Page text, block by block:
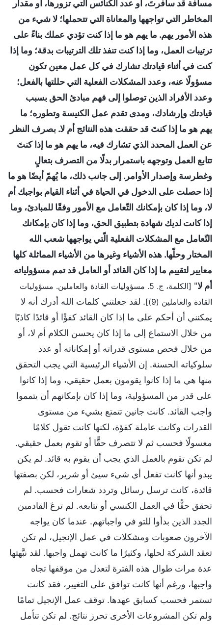
مسافة قد سافرتَ، أو عدد الكنائس التي تزورها، أو مقدار
المخاطر التي تواجهها والمعاناة التي تتحملها؛ لا شيء من
هذه الأمور يهم. ما يهم هو ما إذا كنت تؤدي عملك بناءً على
ترتيبات العمل، وما إذا كنت تنفذ تلك الترتيبات بدقة؛ وما إذا
كنت في أثناء قيادتك تشارك في كل عمل معين تكون
مسؤولًا عنه، وعدد المشكلات الفعلية التي حللتها بالفعل؛
وعدد الأفراد الذين توصلوا إلى فهم مبادئ الحق بسبب
قيادتك وإرشادك، ومدى تقدم عمل الكنيسة وتطوره؛ ما
يهم هو ما إذا كنتَ قد حققت هذه النتائج أم لا. بصرف النظر
عن العمل المحدد الذي تشارك فيه، ما يهم هو ما إذا كنتَ
تتابع العمل وتوجهه باستمرار بدلًا من التصرف بتعالٍ
وغطرسة وإصدار الأوامر. إلى جانب ذلك، ما يُهمّ أيضًا هو ما
إذا حصلت على الدخول في الحياة في أثناء القيام بواجبك أم
لا، وما إذا كان بإمكانك التّعامل مع الأمور وفقًا للمبادئ، وما
إذا كانت لديك شهادة بتطبيق الحق، وما إذا كان بإمكانك
التّعامل مع المشكلات الفعلية الّتي يواجهها شعب الله
المختار وحلّها. هذه الأشياء وغيرها من الأشياء المماثلة كلها
معايير لتقييم ما إذا كان القائد أو العامل قد تمم مسؤولياته
أم لا"
[الكلمة، ج. 5. مسؤوليات القادة والعاملين. مسؤوليات
القادة والعاملين (9)]
. لقد جعلتني كلمات الله أدرك أنه لا
يمكنني أن أحكم على ما إذا كان القائد كفؤًا أو قائدًا كاذبًا
من خلال الاستماع إلى ما إذا كان يحسن الكلام أم لا، أو
من خلال فحص مستوى قدراته أو إمكاناته أو عدد
سلوكياته الحسنة. إن الأشياء الرئيسية التي يجب التحقق
منها هي ما إذا كانوا يقومون بعمل حقيقي، وما إذا كانوا
على قدر من المسؤولية، وما إذا كان بإمكانهم أن يتمموا
واجب القائد. كانت جانين تتمتع بشيء من مستوى
القدرات وكانت عاملة كفؤة، لكنها كانت تقول كلامًا
معسولًا فحسب ثم لا تتصرف حقًّا أو تقوم بعمل حقيقي.
لم تكن تقوم بالعمل الذي يجب أن يقوم به قائد. لم يكن
يبدو أنها كانت تفعل أي شيء سيئ أو شرير، لكن بصفتها
قائدة، كانت ترسل رسائل وتردد شعارات فحسب. لم
تحقق حقًّا في العمل الكنسي أو تتابعه. لم ترعَ القادمين
الجدد الذين بدأوا للتو في واجباتهم. عندما كان يواجه
الآخرون صعوبات ومشكلات في عمل الإنجيل، لم تكن
تعقد الشركة لحلها، وكثيرًا ما كانت تهمل واجبها. لقد نبَّهتها
عدة مرات طوال هذه الفترة لتعدل من موقفها تجاه
واجبها، ورغم أنها كانت توافق على التغيير، فقد كانت
تستمر فحسب كسابق عهدها. توقف عمل الإنجيل تمامًا
ولم تكن المشروعات الأخرى تحرز نتائج. لم تكن تتأمل